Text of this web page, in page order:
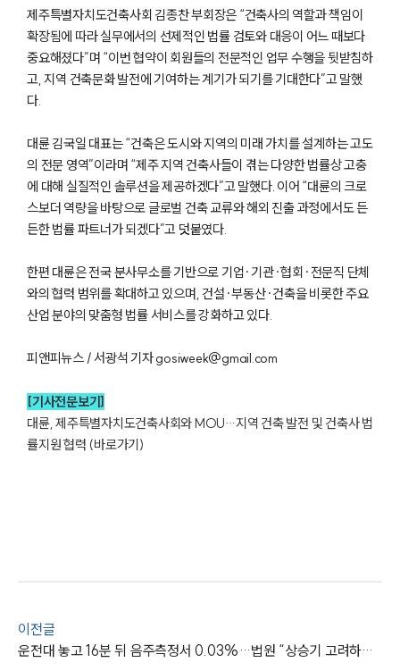
그룹소개
사례분석/최신동향
제주특별자치도건축사회 김종찬 부회장은 “건축사의 역할과 책임이
확장됨에 따라 실무에서의 선제적인 법률 검토와 대응이 어느 때보다
중요해졌다”며 “이번 협약이 회원들의 전문적인 업무 수행을 뒷받침하
고, 지역 건축문화 발전에 기여하는 계기가 되기를 기대한다”고 말했
다.
대륜 김국일 대표는 “건축은 도시와 지역의 미래 가치를 설계하는 고도
의 전문 영역”이라며 “제주 지역 건축사들이 겪는 다양한 법률상 고충
에 대해 실질적인 솔루션을 제공하겠다”고 말했다. 이어 “대륜의 크로
스보더 역량을 바탕으로 글로벌 건축 교류와 해외 진출 과정에서도 든
든한 법률 파트너가 되겠다”고 덧붙였다.
한편 대륜은 전국 분사무소를 기반으로 기업·기관·협회·전문직 단체
와의 협력 범위를 확대하고 있으며, 건설·부동산·건축을 비롯한 주요
산업 분야의 맞춤형 법률 서비스를 강화하고 있다.
피앤피뉴스 / 서광석 기자 gosiweek@gmail.com
[기사전문보기]
대륜, 제주특별자치도건축사회와 MOU…지역 건축 발전 및 건축사 법
률지원 협력 (바로가기)
이전글
운전대 놓고 16분 뒤 음주측정서 0.03%…법원 “상승기 고려하면 단속 기준 미달”